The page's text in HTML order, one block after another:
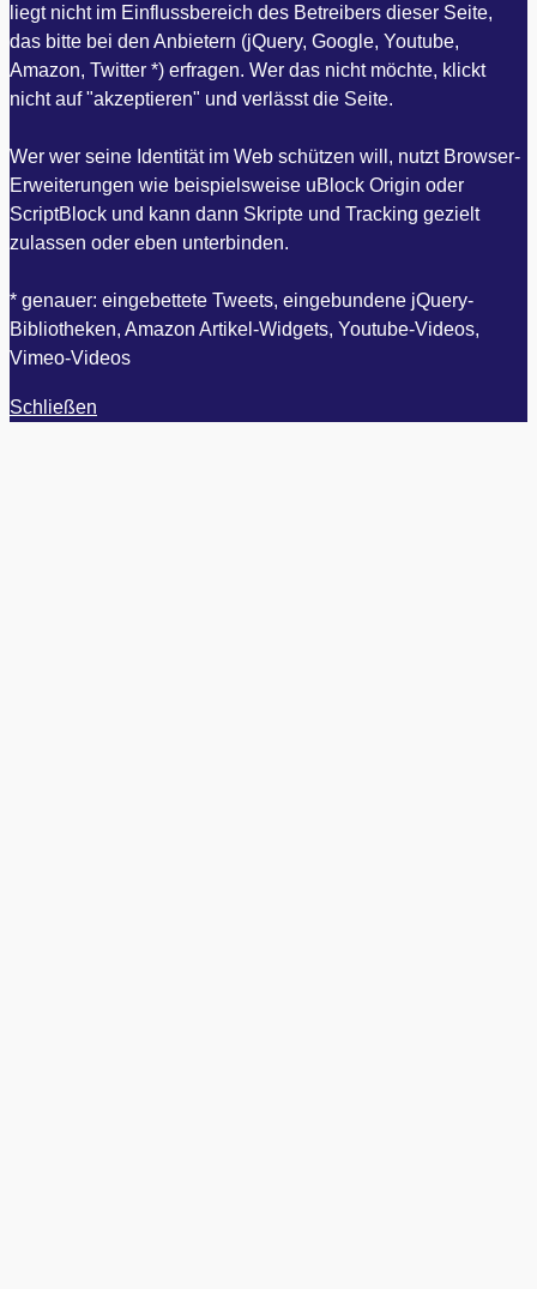
liegt nicht im Einflussbereich des Betreibers dieser Seite,
das bitte bei den Anbietern (jQuery, Google, Youtube,
Amazon, Twitter *) erfragen. Wer das nicht möchte, klickt
nicht auf "akzeptieren" und verlässt die Seite.
Wer wer seine Identität im Web schützen will, nutzt Browser-
Erweiterungen wie beispielsweise uBlock Origin oder
ScriptBlock und kann dann Skripte und Tracking gezielt
zulassen oder eben unterbinden.
* genauer: eingebettete Tweets, eingebundene jQuery-
Bibliotheken, Amazon Artikel-Widgets, Youtube-Videos,
Vimeo-Videos
Schließen